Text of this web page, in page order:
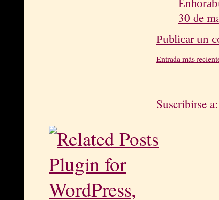
30 de
Publicar un
Entrada más
Suscribirse